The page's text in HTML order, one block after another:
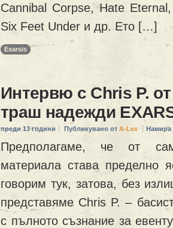
Cannibal Corpse, Hate
Six Feet Under и др. Ето […]
Exarsis
Интервю с Chris P.
траш надежди
преди 13 години Публикувано от A-Lex Намира
Предполагаме, че от
материала става пределно
говорим тук, затова, без
представяме Chris P. –
с пълното съзнание за